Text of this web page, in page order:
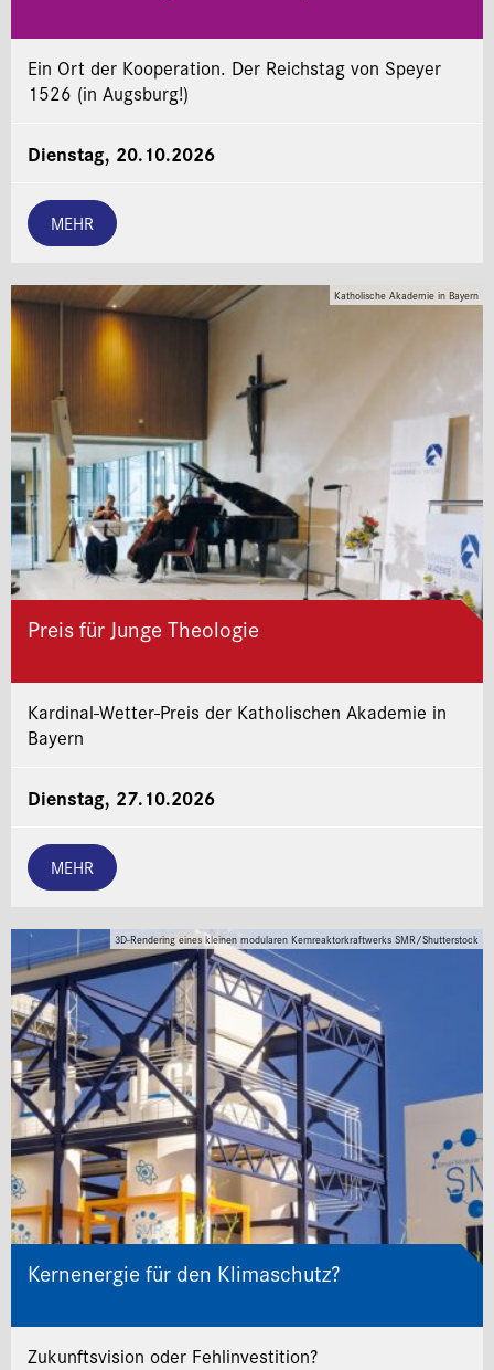
Ein Ort der Kooperation. Der Reichstag von Speyer
1526 (in Augsburg!)
Dienstag, 20.10.2026
MEHR
Katholische Akademie in Bayern
Preis für Junge Theologie
Kardinal-Wetter-Preis der Katholischen Akademie in
Bayern
Dienstag, 27.10.2026
MEHR
3D-Rendering eines kleinen modularen Kernreaktorkraftwerks SMR/Shutterstock
Kernenergie für den Klimaschutz?
Zukunftsvision oder Fehlinvestition?